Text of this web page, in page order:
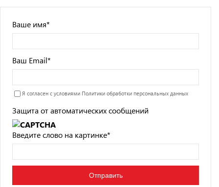
Ваше имя*
Ваш Email*
Я согласен с условиями Политики обработки персональных данных
Защита от автоматических сообщений
Введите слово на картинке*